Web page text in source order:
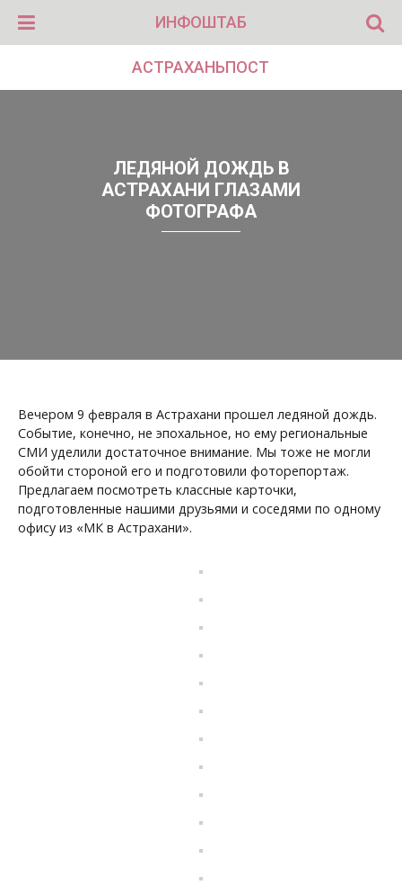
ИНФОШТАБ
АСТРАХАНЬПОСТ
ЛЕДЯНОЙ ДОЖДЬ В
АСТРАХАНИ ГЛАЗАМИ
ФОТОГРАФА
Вечером 9 февраля в Астрахани прошел ледяной дождь.
Событие, конечно, не эпохальное, но ему региональные
СМИ уделили достаточное внимание. Мы тоже не могли
обойти стороной его и подготовили фоторепортаж.
Предлагаем посмотреть классные карточки,
подготовленные нашими друзьями и соседями по одному
офису из «МК в Астрахани».